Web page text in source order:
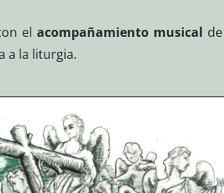
elacompañamiento musical
a la liturgia.